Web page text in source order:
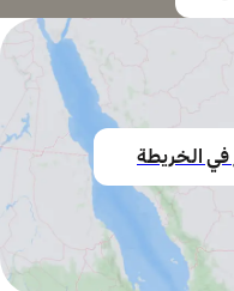
في الخريطة